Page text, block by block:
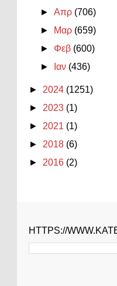
►Απρ (706)
►
Μαρ (659)
► Φεβ (600)
►
Ιαν (436)
► 2024 (1251)
► 2023 (1)
► 2021 (1)
► 2018 (6)
► 2016 (2)
HTTPS://